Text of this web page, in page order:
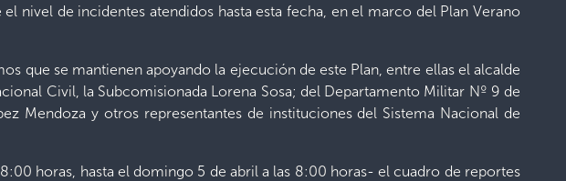
de incidentes atendidos hasta esta fecha, en el marco del Plan Verano
que se mantienen apoyando la ejecución de este Plan, entre ellas el alcalde
Civil, la Subcomisionada Lorena Sosa; del Departamento Militar Nº 9 de
Mendoza y otros representantes de instituciones del Sistema Nacional de
horas, hasta el domingo 5 de abril a las 8:00 horas- el cuadro de reportes